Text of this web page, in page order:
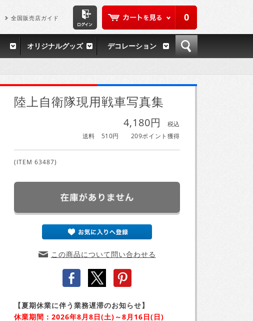
0
全国販売店ガイド
オリジナルグッズ デコレーション
陸上自衛隊現用戦車写真集
4,180円
税込
送料 510円
209ポイント獲得
(ITEM 63487)
この商品について問い合わせる
【夏期休業に伴う業務遅滞のお知らせ】
休業期間：2026年8月8日(土)～8月16日(日)